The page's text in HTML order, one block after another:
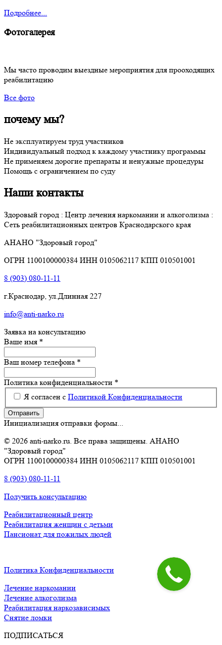
Подробнее...
Фотогалерея
Мы часто проводим выездные мероприятия для прооходящих
реабилитацию
Все фото
почему мы?
Не эксплуатируем труд участников
Индивидуальный подход к каждому участнику программы
Не применяем дорогие препараты и ненужные процедуры
Помощь с ограничением по суду
Наши контакты
Здоровый город : Центр лечения наркомании и алкоголизма :
Сеть реабилитационных центров Краснодарского края
АНАНО "Здоровый город"
ОГРН 1100100000384 ИНН 0105062117 КПП 010501001
8 (903) 080-11-11
г.Краснодар, ул.Длинная 227
info@anti-narko.ru
Заявка на консультацию
Ваше имя *
Ваш номер телефона *
Политика конфиденциальности *
Я согласен с Политикой Конфиденциальности
Отправить
Инициализация отправки формы...
© 2026 anti-narko.ru. Все права защищены. АНАНО
"Здоровый город"
ОГРН 1100100000384 ИНН 0105062117 КПП 010501001
8 (903) 080-11-11
Получить консультацию
Реабилитационный центр
Реабилитация женщин с детьми
Пансионат для пожилых людей
Политика Конфиденциальности
Лечение наркомании
Лечение алкоголизма
Реабилитация наркозависимых
Снятие ломки
ПОДПИСАТЬСЯ